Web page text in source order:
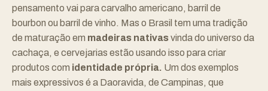
pensamento vai para carvalho americano, barril de
bourbon ou barril de vinho. Mas o Brasil tem uma tradição
de maturação em madeiras nativasvinda do universo da
cachaça, e cervejarias estão usando isso para criar
produtos com identidade própria. Um dos exemplos
mais expressivos é a Daoravida, de Campinas, que